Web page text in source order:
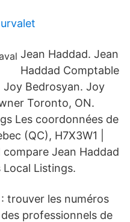
Jean Haddad. Jean
Haddad Comptable
Joy Bedrosyan. Joy
Toronto, ON.
Les coordonnées de
(QC), H7X3W1 |
compare Jean Haddad
Local Listings.
trouver les numéros
professionnels de